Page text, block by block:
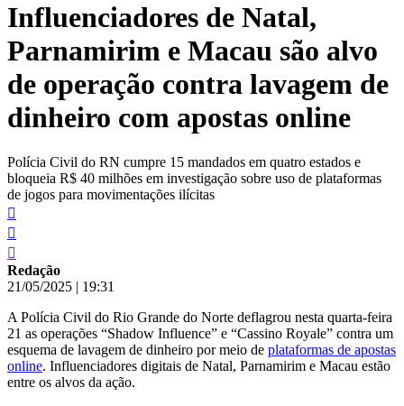
conteúdo
Influenciadores de Natal,
Parnamirim e Macau são alvo
de operação contra lavagem de
dinheiro com apostas online
Polícia Civil do RN cumpre 15 mandados em quatro estados e
bloqueia R$ 40 milhões em investigação sobre uso de plataformas
de jogos para movimentações ilícitas
Redação
21/05/2025 | 19:31
A Polícia Civil do Rio Grande do Norte deflagrou nesta quarta-feira
21 as operações “Shadow Influence” e “Cassino Royale” contra um
esquema de lavagem de dinheiro por meio de plataformas de apostas
online. Influenciadores digitais de Natal, Parnamirim e Macau estão
entre os alvos da ação.